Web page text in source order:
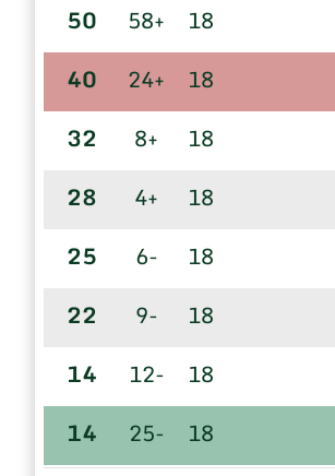
18
+58
50
18
+24
40
18
+8
32
18
+4
28
18
-6
25
18
-9
22
18
-12
14
18
-25
14